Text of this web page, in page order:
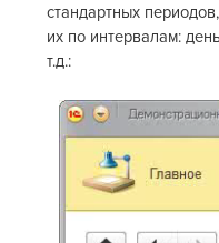
стандартных
их по интервалам:
т.д.: